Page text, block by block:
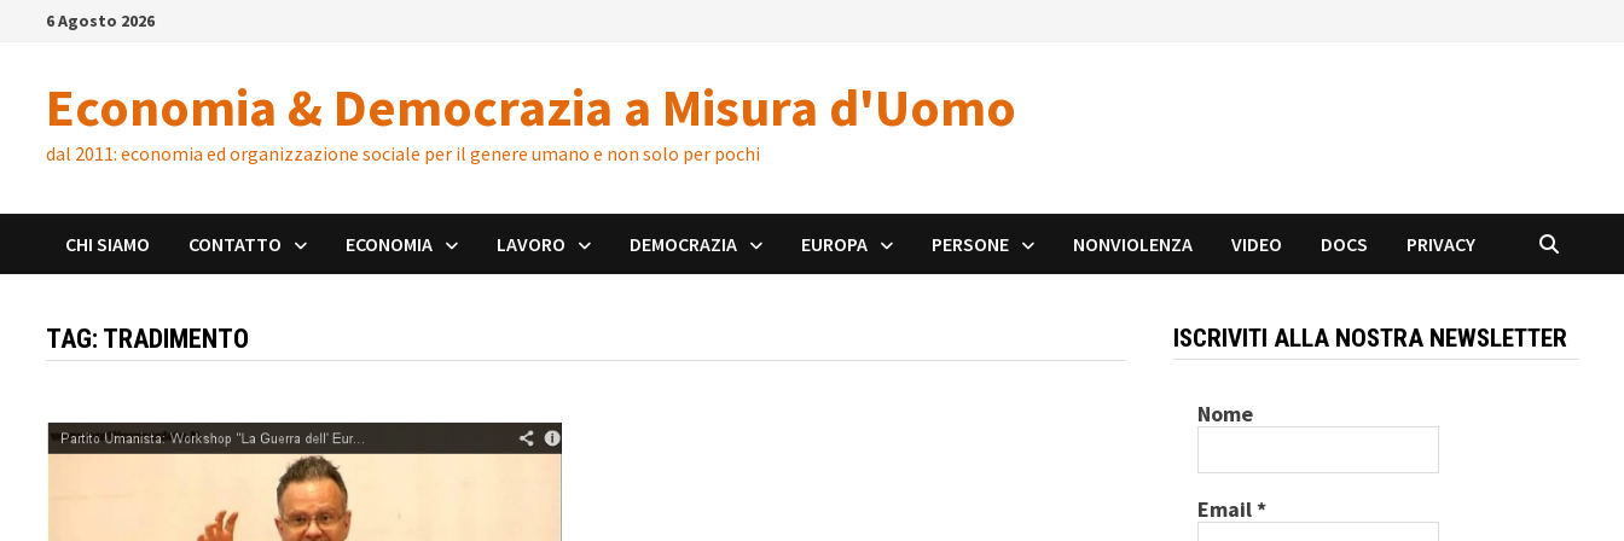
6 Agosto 2026
Economia & Democrazia a Misura d'Uomo
dal 2011: economia ed organizzazione sociale per il genere umano e non solo per pochi
CHI SIAMO CONTATTO ECONOMIA LAVORO DEMOCRAZIA EUROPA PERSONE NONVIOLENZA VIDEO DOCS PRIVACY
TAG: TRADIMENTO ISCRIVITI ALLA NOSTRA NEWSLETTER
Nome
Email*